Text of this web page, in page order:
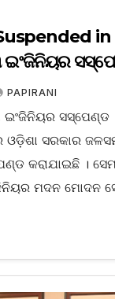
ଇଂଜିନିୟର
PAPIRANI
ସସ୍‌ପେଣ୍ଡ
ଓଡ଼ିଶା ସରକାର
କରାଯାଇଛି ।
ମଦନ ମୋଦନ